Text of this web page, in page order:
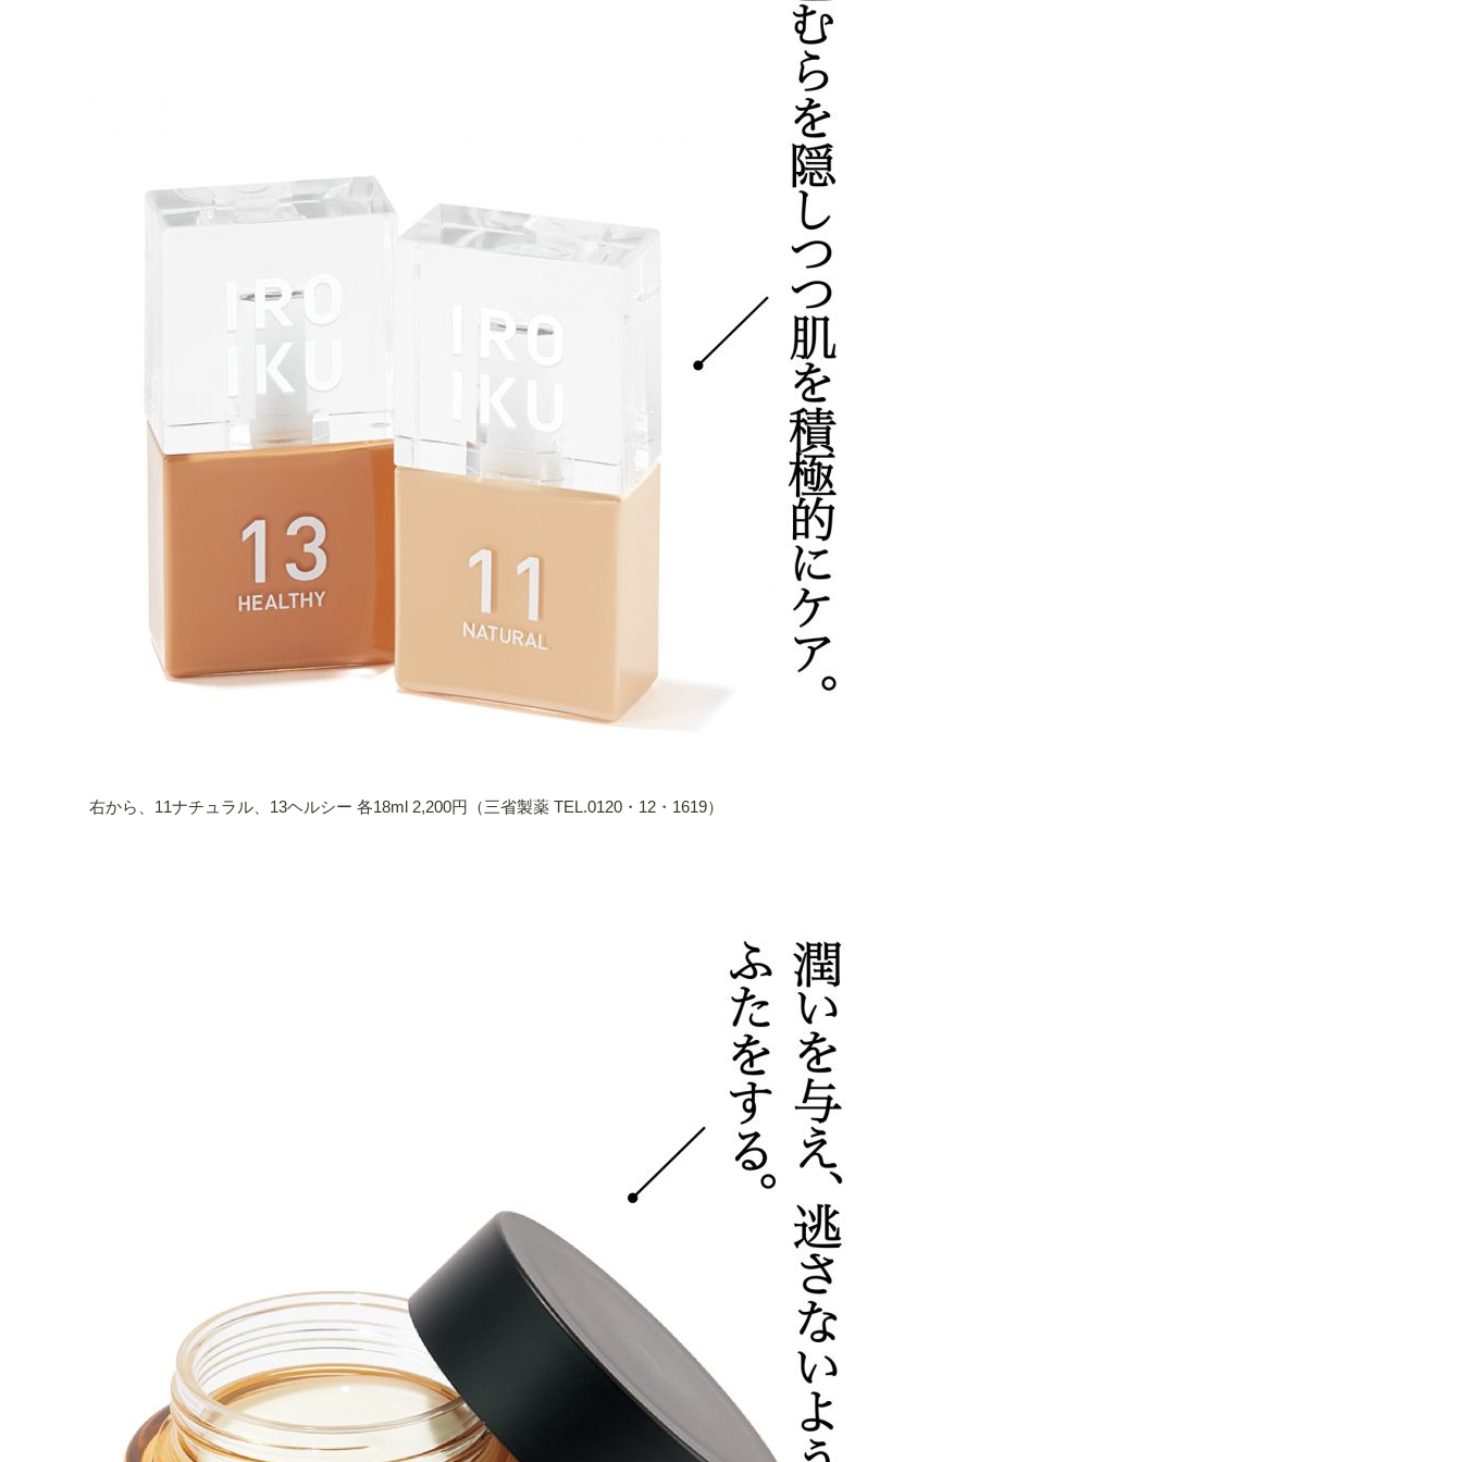
右から、11ナチュラル、13ヘルシー 各18ml 2,200円（三省製薬 TEL.0120・12・1619）